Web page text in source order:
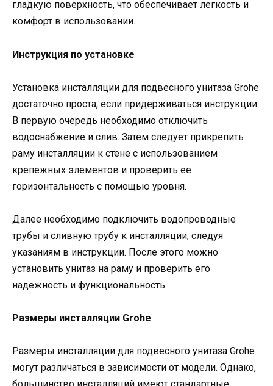
гладкую поверхность, что обеспечивает легкость и
комфорт в использовании.
Инструкция по установке
Установка инсталляции для подвесного унитаза Grohe
достаточно проста, если придерживаться инструкции.
В первую очередь необходимо отключить
водоснабжение и слив. Затем следует прикрепить
раму инсталляции к стене с использованием
крепежных элементов и проверить ее
горизонтальность с помощью уровня.
Далее необходимо подключить водопроводные
трубы и сливную трубу к инсталляции, следуя
указаниям в инструкции. После этого можно
установить унитаз на раму и проверить его
надежность и функциональность.
Размеры инсталляции Grohe
Размеры инсталляции для подвесного унитаза Grohe
могут различаться в зависимости от модели. Однако,